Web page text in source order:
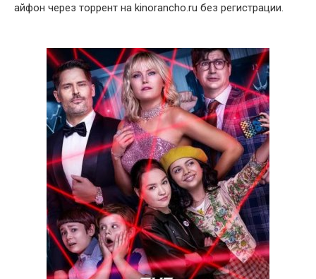
айфон через торрент на kinorancho.ru без регистрации.